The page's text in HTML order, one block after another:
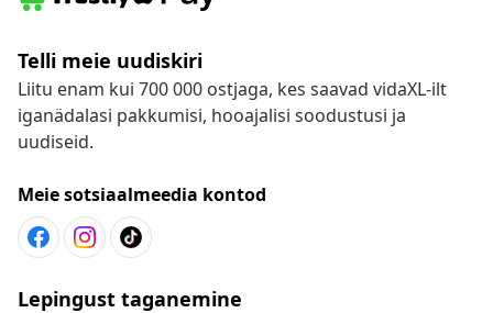
Telli meie uudiskiri
Liitu enam kui 700 000 ostjaga, kes saavad vidaXL-ilt
iganädalasi pakkumisi, hooajalisi soodustusi ja
uudiseid.
Meie sotsiaalmeedia kontod
Lepingust taganemine